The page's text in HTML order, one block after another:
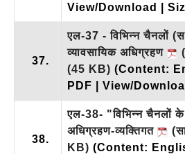
View/Download |
37.
एल-37 - विभिन्न चैनलों
व्यावसायिक अधिग्रहण
(45 KB) (Content:
PDF | View/
38.
एल-38- "विभिन्न चैनलों के
अधिग्रहण-व्यक्तिगत
KB) (Content: